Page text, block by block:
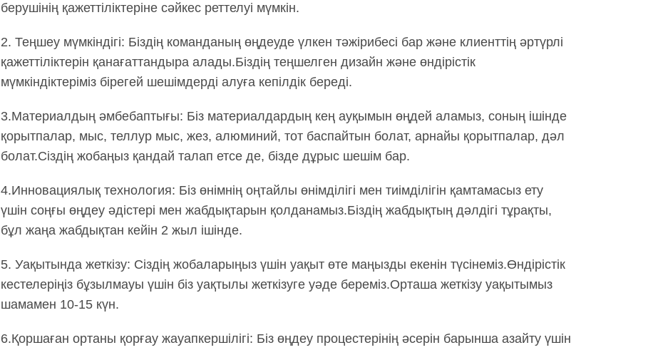
берушінің қажеттіліктеріне сәйкес реттелуі мүмкін.
2. Теңшеу мүмкіндігі: Біздің команданың өңдеуде үлкен тәжірибесі бар және клиенттің әртүрлі
қажеттіліктерін қанағаттандыра алады.Біздің теңшелген дизайн және өндірістік
мүмкіндіктеріміз бірегей шешімдерді алуға кепілдік береді.
3.Материалдың әмбебаптығы: Біз материалдардың кең ауқымын өңдей аламыз, соның ішінде
қорытпалар, мыс, теллур мыс, жез, алюминий, тот баспайтын болат, арнайы қорытпалар, дәл
болат.Сіздің жобаңыз қандай талап етсе де, бізде дұрыс шешім бар.
4.Инновациялық технология: Біз өнімнің оңтайлы өнімділігі мен тиімділігін қамтамасыз ету
үшін соңғы өңдеу әдістері мен жабдықтарын қолданамыз.Біздің жабдықтың дәлдігі тұрақты,
бұл жаңа жабдықтан кейін 2 жыл ішінде.
5. Уақытында жеткізу: Сіздің жобаларыңыз үшін уақыт өте маңызды екенін түсінеміз.Өндірістік
кестелеріңіз бұзылмауы үшін біз уақтылы жеткізуге уәде береміз.Орташа жеткізу уақытымыз
шамамен 10-15 күн.
6.Қоршаған ортаны қорғау жауапкершілігі: Біз өңдеу процестерінің әсерін барынша азайту үшін